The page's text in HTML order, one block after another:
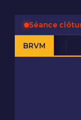
Séance
BRVM
BOABF ▲